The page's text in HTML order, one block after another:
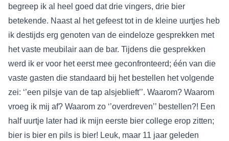
begreep ik al heel goed dat drie vingers, drie bier
betekende. Naast al het gefeest tot in de kleine uurtjes heb
ik destijds erg genoten van de eindeloze gesprekken met
het vaste meubilair aan de bar. Tijdens die gesprekken
werd ik er voor het eerst mee geconfronteerd; één van die
vaste gasten die standaard bij het bestellen het volgende
zei: ‘’een pilsje van de tap alsjeblieft’’. Waarom? Waarom
vroeg ik mij af? Waarom zo ‘’overdreven’’ bestellen?! Een
half uurtje later had ik mijn eerste bier college erop zitten;
bier is bier en pils is bier! Leuk, maar 11 jaar geleden